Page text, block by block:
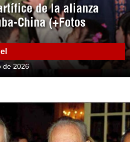
de la alianza
China (+Fotos
de 2026